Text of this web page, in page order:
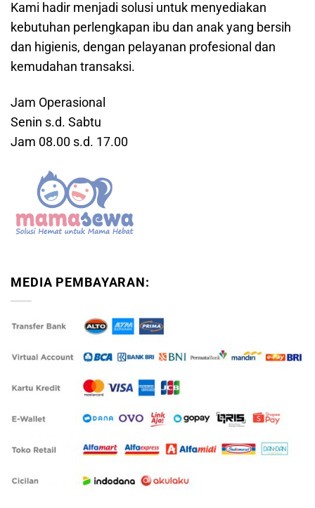
Kami hadir menjadi solusi untuk menyediakan
kebutuhan perlengkapan ibu dan anak yang bersih
dan higienis, dengan pelayanan profesional dan
kemudahan transaksi.
Jam Operasional
Senin s.d. Sabtu
Jam 08.00 s.d. 17.00
MEDIA PEMBAYARAN: